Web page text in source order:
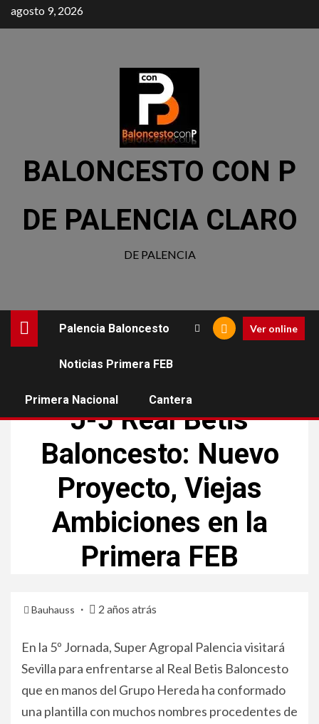
agosto 9, 2026
BALONCESTO CON P
DE PALENCIA CLARO
DE PALENCIA
Palencia Baloncesto
Noticias Primera FEB
Primera Nacional Cantera
Ver online
J-5 Real Betis
Baloncesto: Nuevo
Proyecto, Viejas
Ambiciones en la
Primera FEB
Bauhauss 2 años atrás
En la 5º Jornada, Super Agropal Palencia visitará
Sevilla para enfrentarse al Real Betis Baloncesto
que en manos del Grupo Hereda ha conformado
una plantilla con muchos nombres procedentes de